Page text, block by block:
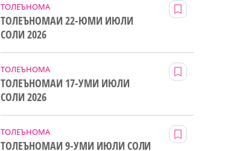
ТОЛЕЪНОМА
ТОЛЕЪНОМАИ 22-ЮМИ ИЮЛИ
СОЛИ 2026
ТОЛЕЪНОМА
ТОЛЕЪНОМАИ 17-УМИ ИЮЛИ
СОЛИ 2026
ТОЛЕЪНОМА
ТОЛЕЪНОМАИ 9-УМИ ИЮЛИ СОЛИ